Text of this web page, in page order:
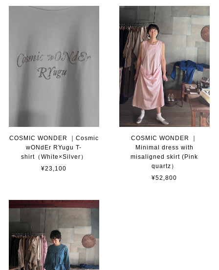
COSMIC WONDER ｜Cosmic
wONdEr RYugu T-
shirt（White×Silver）
¥23,100
COSMIC WONDER ｜
Minimal dress with
misaligned skirt (Pink
quartz）
¥52,800